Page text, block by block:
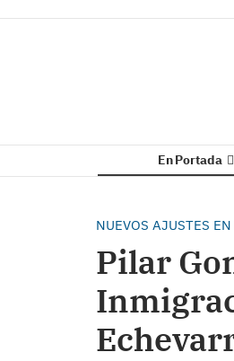
En Portada
NUEVOS AJUSTES EN
Pilar